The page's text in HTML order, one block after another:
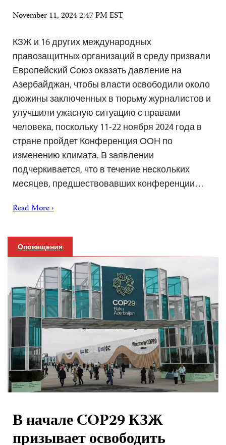
November 11, 2024 2:47 PM EST
КЗЖ и 16 других международных
правозащитных организаций в среду призвали
Европейский Союз оказать давление на
Азербайджан, чтобы власти освободили около
дюжины заключенных в тюрьму журналистов и
улучшили ужасную ситуацию с правами
человека, поскольку 11-22 ноября 2024 года в
стране пройдет Конференция ООН по
изменению климата. В заявлении
подчеркивается, что в течение нескольких
месяцев, предшествовавших конференции…
Read More ›
Оповещения
В начале COP29 КЗЖ
призывает освободить